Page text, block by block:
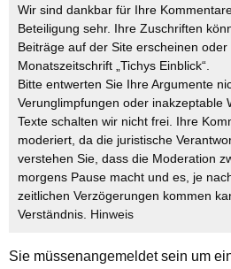
Wir sind dankbar für Ihre
Beteiligung sehr. Ihre Zuschriften
Beiträge auf der Site erscheinen
Monatszeitschrift „Tichys Einblick“.
Bitte entwerten Sie Ihre Argumente
Verunglimpfungen oder inakzeptable
Texte schalten wir nicht frei. Ihre
moderiert, da die juristische
verstehen Sie, dass die Moderation
morgens Pause macht und es, je
zeitlichen Verzögerungen kommen
Verständnis. Hinweis
Sie müssenangemeldetsein um